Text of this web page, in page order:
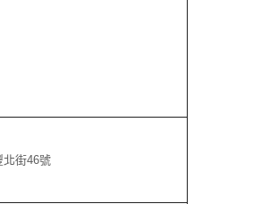
北街46號